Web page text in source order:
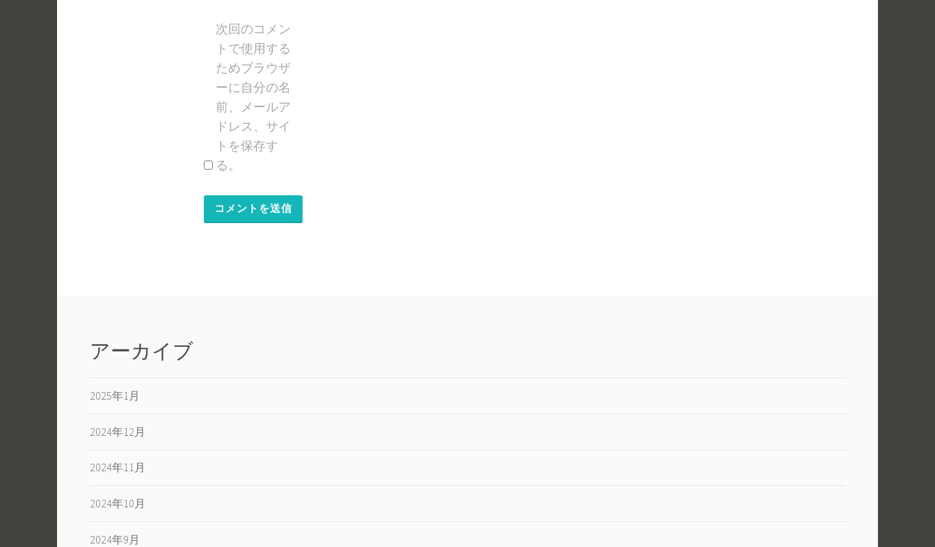
次回のコメン
トで使用する
ためブラウザ
ーに自分の名
前、メールア
ドレス、サイ
トを保存す
る。
アーカイブ
2025年1月
2024年12月
2024年11月
2024年10月
2024年9月